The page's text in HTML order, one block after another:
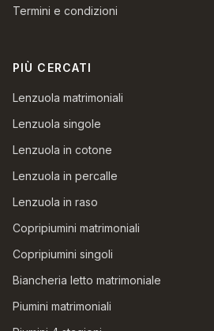
Termini e condizioni
PIÙ CERCATI
Lenzuola matrimoniali
Lenzuola singole
Lenzuola in cotone
Lenzuola in percalle
Lenzuola in raso
Copripiumini matrimoniali
Copripiumini singoli
Biancheria letto matrimoniale
Piumini matrimoniali